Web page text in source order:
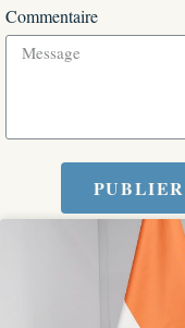
Commentaire